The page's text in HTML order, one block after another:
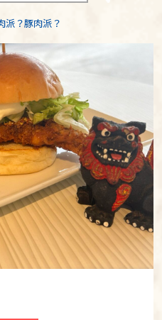
派？豚肉派？